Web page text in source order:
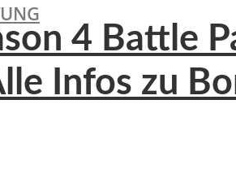
4 Battle
Infos zu